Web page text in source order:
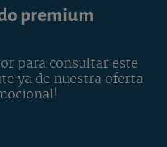
premium
para consultar este
ya de nuestra oferta